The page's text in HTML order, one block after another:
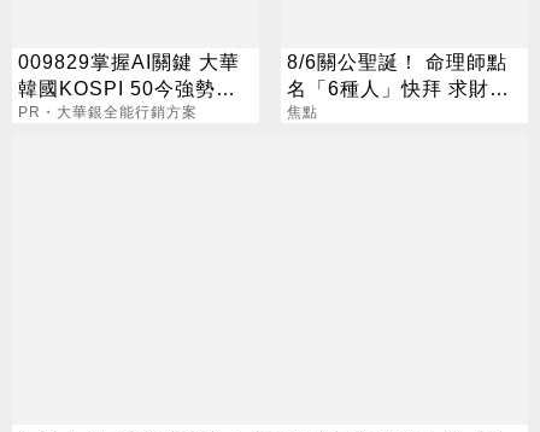
009829掌握AI關鍵 大華
韓國KOSPI 50今強勢開
募
PR・大華銀全能行銷方案
8/6關公聖誕！ 命理師點
名「6種人」快拜 求財求
職保平安
焦點